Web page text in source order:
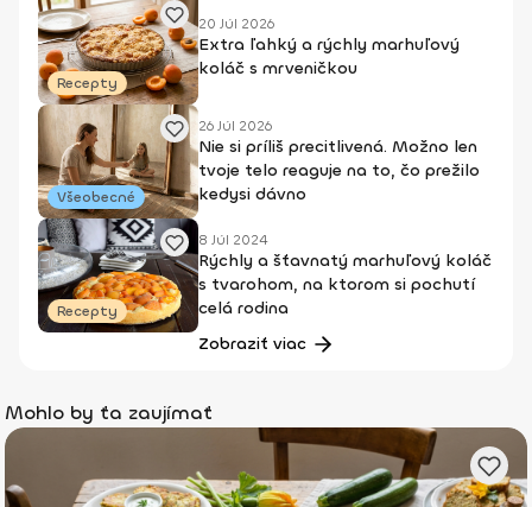
Recepty
20 Júl 2026
Extra ľahký a rýchly marhuľový
koláč s mrveničkou
Všeobecné
26 Júl 2026
Nie si príliš precitlivená. Možno len
tvoje telo reaguje na to, čo prežilo
kedysi dávno
Recepty
8 Júl 2024
Rýchly a šťavnatý marhuľový koláč
s tvarohom, na ktorom si pochutí
celá rodina
Zobraziť viac
Mohlo by ťa zaujímať